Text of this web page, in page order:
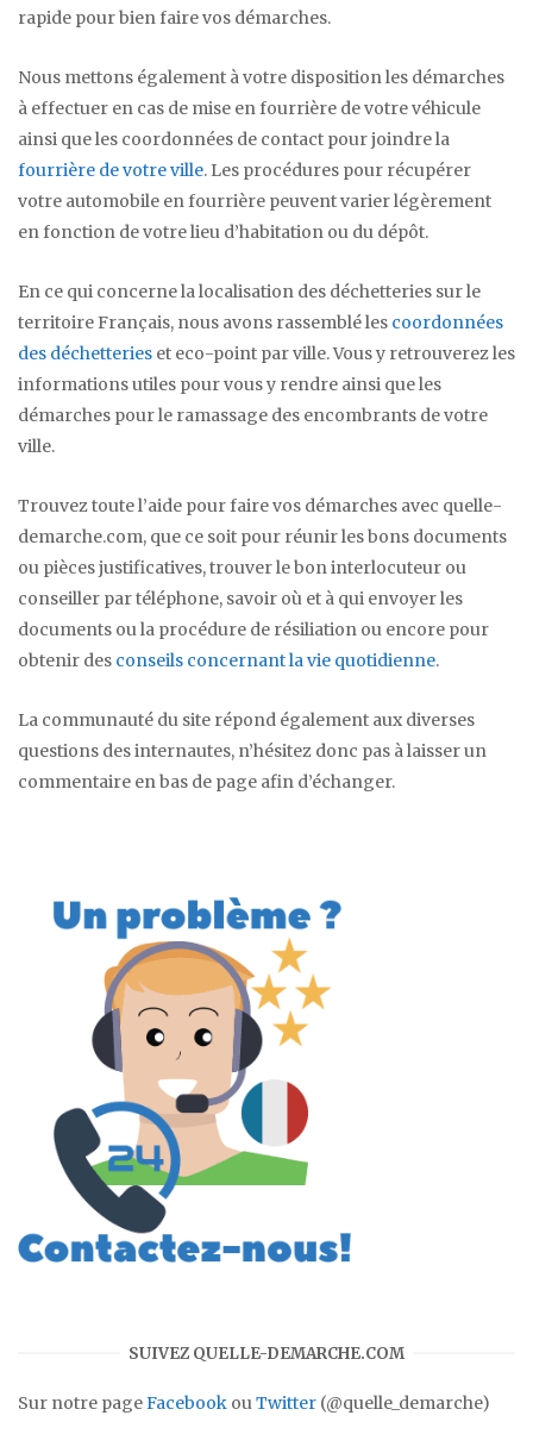
rapide pour bien faire vos démarches.
Nous mettons également à votre disposition les démarches
à effectuer en cas de mise en fourrière de votre véhicule
ainsi que les coordonnées de contact pour joindre la
fourrière de votre ville. Les procédures pour récupérer
votre automobile en fourrière peuvent varier légèrement
en fonction de votre lieu d’habitation ou du dépôt.
En ce qui concerne la localisation des déchetteries sur le
territoire Français, nous avons rassemblé les coordonnées
des déchetteries et eco-point par ville. Vous y retrouverez les
informations utiles pour vous y rendre ainsi que les
démarches pour le ramassage des encombrants de votre
ville.
Trouvez toute l’aide pour faire vos démarches avec quelle-
demarche.com, que ce soit pour réunir les bons documents
ou pièces justificatives, trouver le bon interlocuteur ou
conseiller par téléphone, savoir où et à qui envoyer les
documents ou la procédure de résiliation ou encore pour
obtenir des conseils concernant la vie quotidienne.
La communauté du site répond également aux diverses
questions des internautes, n’hésitez donc pas à laisser un
commentaire en bas de page afin d’échanger.
SUIVEZ QUELLE-DEMARCHE.COM
Sur notre pageFacebook ouTwitter (@quelle_demarche)